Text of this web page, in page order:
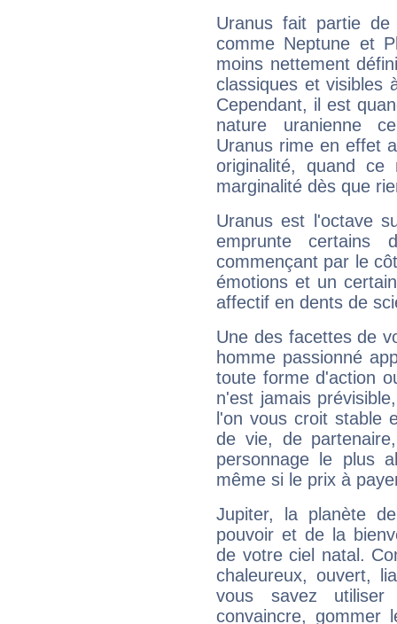
Uranus fait partie
comme Neptune et
moins nettement
classiques et visibles
Cependant, il est
nature uranienne
Uranus rime en effet
originalité, quand ce
marginalité dès que
Uranus est l'octave
emprunte
commençant par le
émotions et un
affectif en dents de
Une des facettes de
homme passionné
toute forme d'action
n'est jamais
l'on vous croit stable
de vie, de
personnage le plus
même si le prix à
Jupiter, la planète
pouvoir et de la
de votre ciel natal.
chaleureux, ouvert,
vous savez
convaincre, gommer